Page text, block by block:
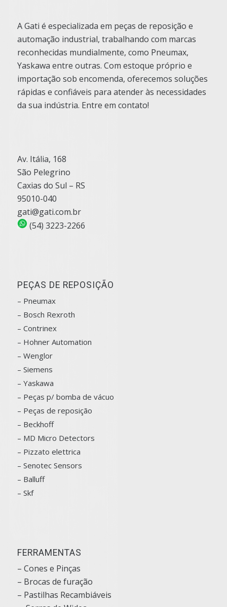
A Gati é especializada em peças de reposição e
automação industrial, trabalhando com marcas
reconhecidas mundialmente, como Pneumax,
Yaskawa entre outras. Com estoque próprio e
importação sob encomenda, oferecemos soluções
rápidas e confiáveis para atender às necessidades
da sua indústria. Entre em contato!
Av. Itália, 168
São Pelegrino
Caxias do Sul – RS
95010-040
gati@gati.com.br
(54) 3223-2266
PEÇAS DE REPOSIÇÃO
– Pneumax
– Bosch Rexroth
– Contrinex
– Hohner Automation
– Wenglor
– Siemens
– Yaskawa
– Peças p/ bomba de vácuo
– Peças de reposição
– Beckhoff
– MD Micro Detectors
– Pizzato elettrica
– Senotec Sensors
– Balluff
– Skf
FERRAMENTAS
– Cones e Pinças
– Brocas de furação
– Pastilhas Recambiáveis